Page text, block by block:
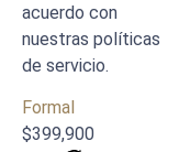
acuerdo con
nuestras políticas
de servicio.
Formal
$399,900